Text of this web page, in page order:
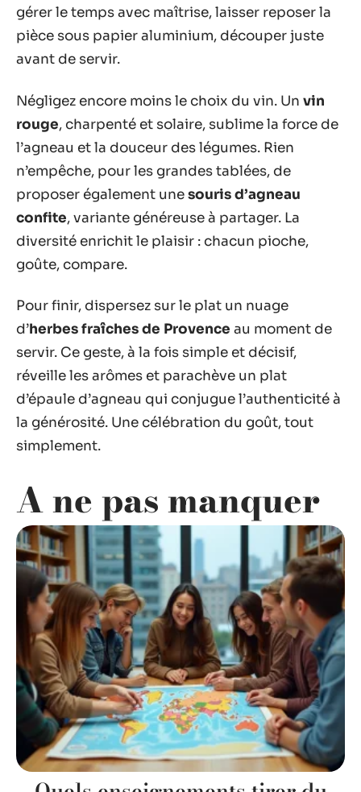
gérer le temps avec maîtrise, laisser reposer la
pièce sous papier aluminium, découper juste
avant de servir.
Négligez encore moins le choix du vin. Un vin
rouge, charpenté et solaire, sublime la force de
l’agneau et la douceur des légumes. Rien
n’empêche, pour les grandes tablées, de
proposer également unesouris d’agneau
confite, variante généreuse à partager. La
diversité enrichit le plaisir : chacun pioche,
goûte, compare.
Pour finir, dispersez sur le plat un nuage
d’herbes fraîches de Provence au moment de
servir. Ce geste, à la fois simple et décisif,
réveille les arômes et parachève un plat
d’épaule d’agneau qui conjugue l’authenticité à
la générosité. Une célébration du goût, tout
simplement.
A ne pas manquer